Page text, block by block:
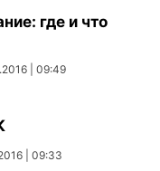
где и что
| 09:49
| 09:33